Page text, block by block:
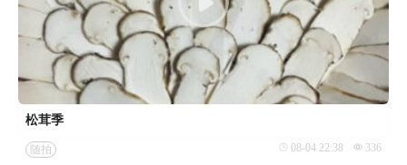
松茸季
随拍 08-04 22:38 336